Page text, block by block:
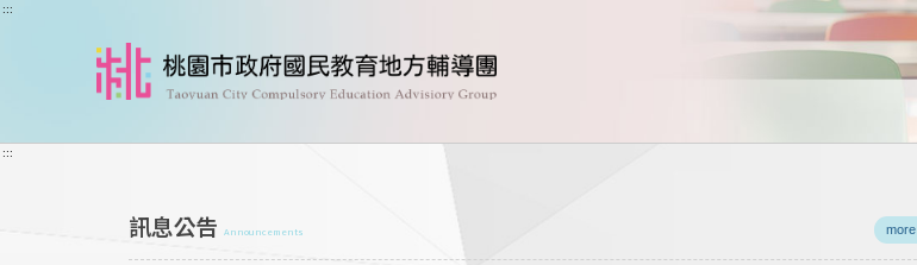
跳到主要內容
:::
:::
訊息公告 Announcements more